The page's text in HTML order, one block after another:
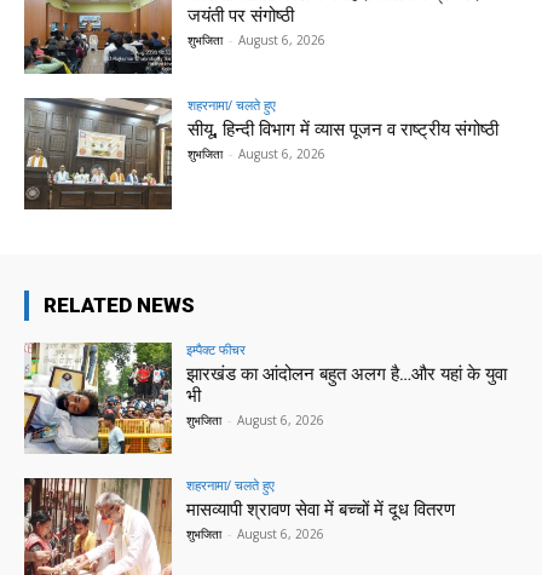
जयंती पर संगोष्ठी
शुभजिता - August 6, 2026
शहरनामा/ चलते हुए
सीयू, हिन्दी विभाग में व्यास पूजन व राष्ट्रीय संगोष्ठी
शुभजिता - August 6, 2026
RELATED NEWS
इम्पैक्ट फीचर
झारखंड का आंदोलन बहुत अलग है…और यहां के युवा
भी
शुभजिता - August 6, 2026
शहरनामा/ चलते हुए
मासव्यापी श्रावण सेवा में बच्चों में दूध वितरण
शुभजिता - August 6, 2026